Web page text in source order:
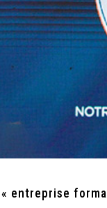
entreprise